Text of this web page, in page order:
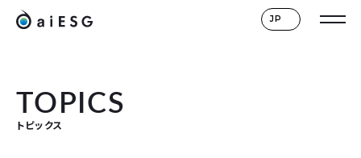
JP
TOPICS
トピックス